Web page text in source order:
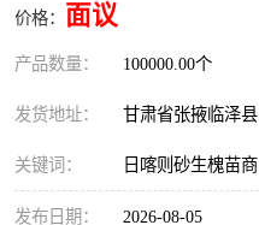
价格： 面议
产品数量： 100000.00个
发货地址： 甘肃省张掖临泽县
关键词： 日喀则砂生槐苗商
发布日期： 2026-08-05